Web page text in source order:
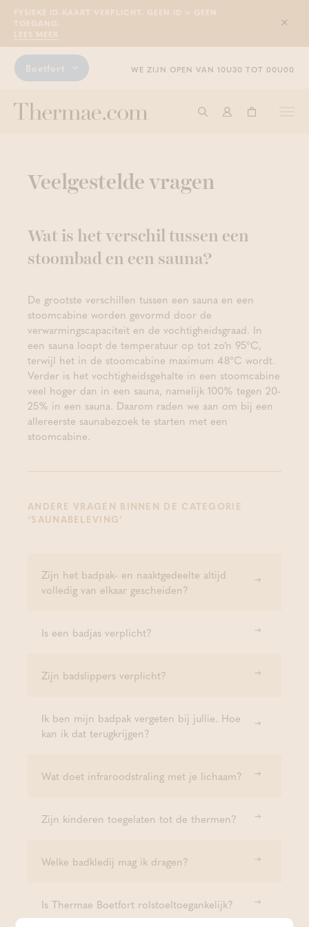
FYSIEKE ID-KAART VERPLICHT. GEEN ID = GEEN
TOEGANG.
LEES MEER
Sluit
Boetfort WE ZIJN OPEN VAN 10U30 TOT 00U00
Start met zoeken
Aanmelden
Veelgestelde vragen
Wat is het verschil tussen een
stoombad en een sauna?
De grootste verschillen tussen een sauna en een
stoomcabine worden gevormd door de
verwarmingscapaciteit en de vochtigheidsgraad. In
een sauna loopt de temperatuur op tot zo’n 95°C,
terwijl het in de stoomcabine maximum 48°C wordt.
Verder is het vochtigheidsgehalte in een stoomcabine
veel hoger dan in een sauna, namelijk 100% tegen 20-
25% in een sauna. Daarom raden we aan om bij een
allereerste saunabezoek te starten met een
stoomcabine.
ANDERE VRAGEN BINNEN DE CATEGORIE
‘SAUNABELEVING’
Zijn het badpak- en naaktgedeelte altijd
volledig van elkaar gescheiden?
Is een badjas verplicht?
Zijn badslippers verplicht?
Ik ben mijn badpak vergeten bij jullie. Hoe
kan ik dat terugkrijgen?
Wat doet infraroodstraling met je lichaam?
Zijn kinderen toegelaten tot de thermen?
Welke badkledij mag ik dragen?
Is Thermae Boetfort rolstoeltoegankelijk?